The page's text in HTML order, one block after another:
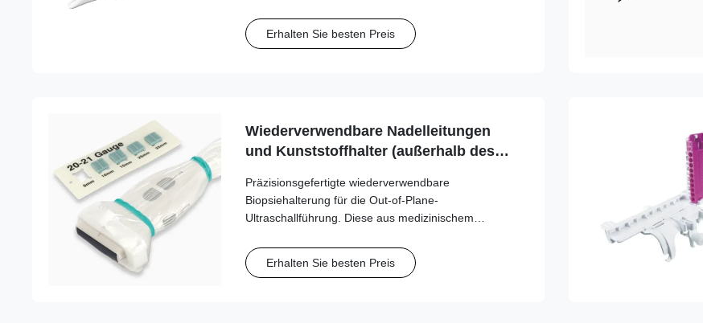
optimieren.
Erhalten Sie besten Preis
Wiederverwendbare Nadelleitungen
und Kunststoffhalter (außerhalb des
Fujifilm/Sonosite, GE, Mindray, Philips,
Samsung, Siemens, SonoScape, Vinno
Präzisionsgefertigte wiederverwendbare
Biopsiehalterung für die Out-of-Plane-
Ultraschallführung. Diese aus medizinischem
eine stabile Befestigung des Schallkopfs und eine
zuverlässige Ausrichtung des Nadelpfads.
Erhalten Sie besten Preis